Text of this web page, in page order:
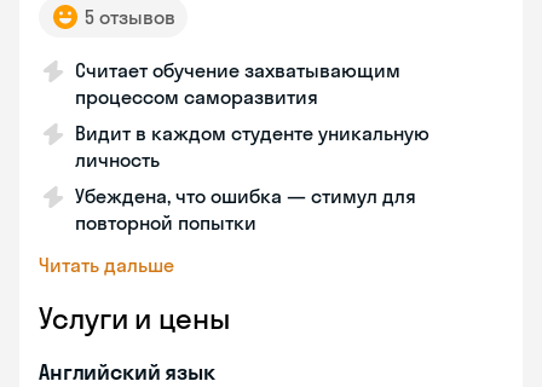
5 отзывов
Считает обучение захватывающим
процессом саморазвития
Видит в каждом студенте уникальную
личность
Убеждена, что ошибка — стимул для
повторной попытки
Читать дальше
Услуги и цены
Английский язык